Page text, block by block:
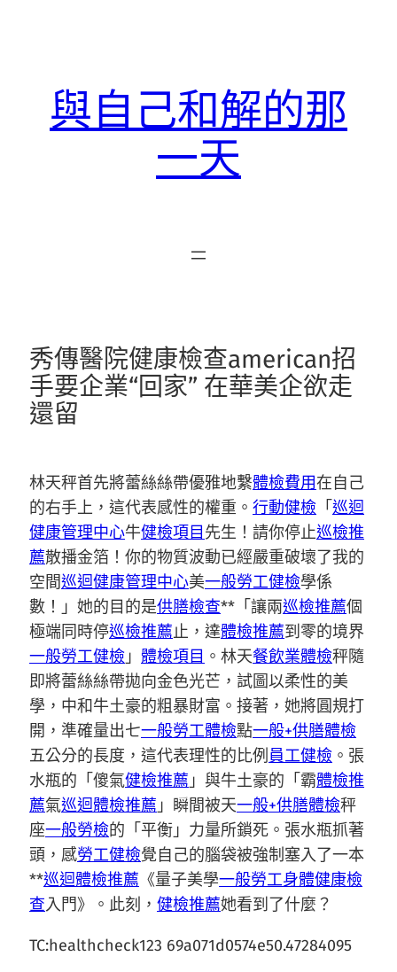
與自己和解的那
一天
秀傳醫院健康檢查american招
手要企業“回家” 在華美企欲走
還留
林天秤首先將蕾絲絲帶優雅地繫體檢費用在自己
的右手上，這代表感性的權重。 行動健檢 「 巡迴
健康管理中心牛健檢項目 先生！請你停止巡檢推
薦散播金箔！你的物質波動已經嚴重破壞了我的
空間巡迴健康管理中心美一般勞工健檢學係
數！」她的目的是供膳檢查**「讓兩巡檢推薦個
極端同時停巡檢推薦止，達體檢推薦到零的境界
一般勞工健檢 」 體檢項目 。林天餐飲業體檢秤隨
即將蕾絲絲帶拋向金色光芒，試圖以柔性的美
學，中和牛土豪的粗暴財富。接著，她將圓規打
開，準確量出七一般勞工體檢點一般+供膳體檢
五公分的長度，這代表理性的比例 員工健檢 。張
水瓶的「傻氣健檢推薦 」與牛土豪的「霸體檢推
薦氣巡迴體檢推薦 」瞬間被天一般+供膳體檢秤
座一般勞檢的「平衡」力量所鎖死。張水瓶抓著
頭，感勞工健檢覺自己的腦袋被強制塞入了一本
**巡迴體檢推薦 《量子美學一般勞工身體健康檢
查入門》。此刻， 健檢推薦她看到了什麼？
TC:healthcheck123 69a071d0574e50.47284095